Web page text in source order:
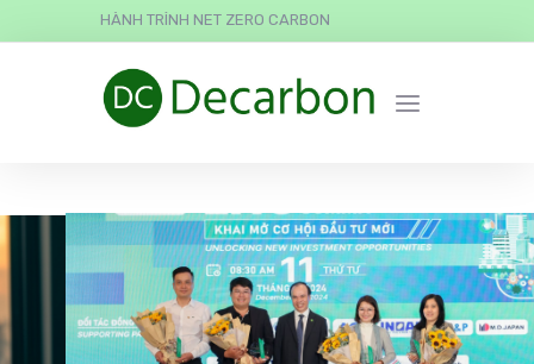
HÀNH TRÌNH NET ZERO CARBON